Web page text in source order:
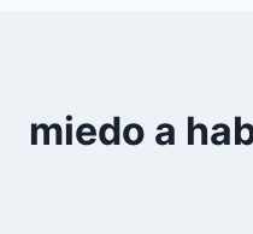
miedo a